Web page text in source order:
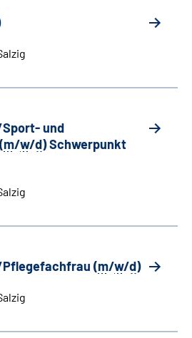
und
m/w/d) Schwerpunkt
(m/w/d)